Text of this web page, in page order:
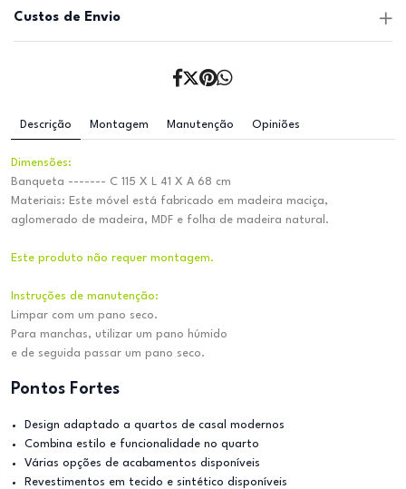
Custos de Envio
Descrição Montagem Manutenção Opiniões
Dimensões:
Banqueta ------- C 115 X L 41 X A 68 cm
Materiais: Este móvel está fabricado em madeira maciça,
aglomerado de madeira, MDF e folha de madeira natural.
Este produto não requer montagem.
Instruções de manutenção:
Limpar com um pano seco.
Para manchas, utilizar um pano húmido
e de seguida passar um pano seco.
Pontos Fortes
Design adaptado a quartos de casal modernos
Combina estilo e funcionalidade no quarto
Várias opções de acabamentos disponíveis
Revestimentos em tecido e sintético disponíveis